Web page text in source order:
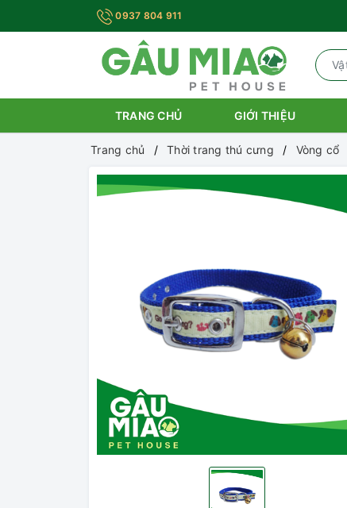
0937 804 911
TRANG CHỦ GIỚI THIỆU
Trang chủ Thời trang thú cưng Vòng cổ